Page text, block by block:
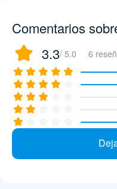
Comentarios
3.3/ 5.0 6